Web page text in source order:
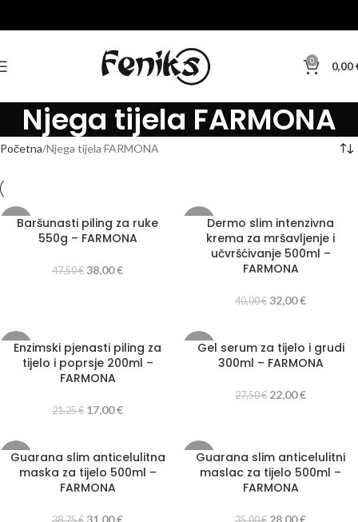
0 0,00
Njega tijela FARMONA
Početna Njega tijela FARMONA
-20%Baršunasti piling za ruke
550g – FARMONA
47,50€ 38,00€
-20%Dermo slim intenzivna
krema za mršavljenje i
učvršćivanje 500ml –
FARMONA
40,00€ 32,00€
-20%
Enzimski pjenasti piling za
tijelo i poprsje 200ml –
FARMONA
21,25€ 17,00€
-20%
Gel serum za tijelo i grudi
300ml – FARMONA
27,50€ 22,00€
-20%
Guarana slim anticelulitna
maska za tijelo 500ml –
FARMONA
31,00€
-20%
Guarana slim anticelulitni
maslac za tijelo 500ml –
FARMONA
28,00€